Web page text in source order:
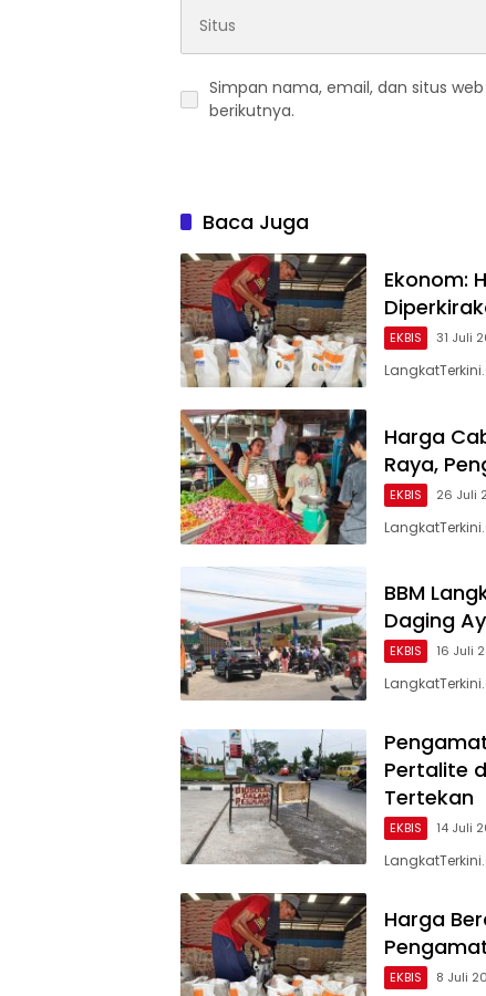
Simpan nama, email, dan situs
berikutnya.
Baca Juga
Ekonom:
EKBIS 31 Juli
Harga
Raya,
EKBIS 26 Juli
BBM
Daging
EKBIS 16 Juli
Pertalite
Tertekan
EKBIS 14 Juli
Harga
EKBIS 8 Juli